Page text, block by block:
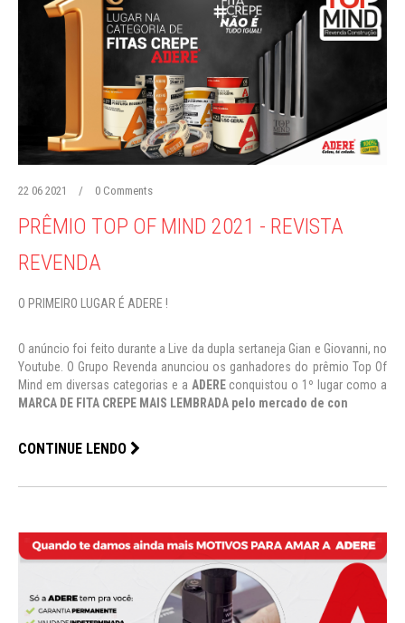
22 06 2021 / 0 Comments
PRÊMIO TOP OF MIND 2021 - REVISTA
REVENDA
O PRIMEIRO LUGAR É ADERE !
O anúncio foi feito durante a Live da dupla sertaneja Gian e Giovanni, no
Youtube. O Grupo Revenda anunciou os ganhadores do prêmio Top Of
Mind em diversas categorias e a ADEREconquistou o 1º lugar como a
MARCA DE FITA CREPE MAIS LEMBRADA pelo mercado de con
CONTINUE LENDO